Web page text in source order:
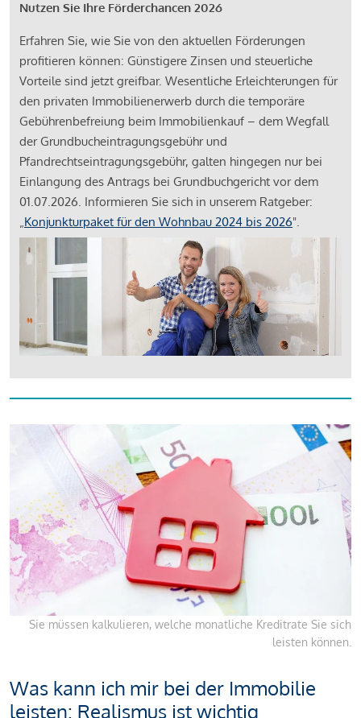
Nutzen Sie Ihre Förderchancen 2026
Erfahren Sie, wie Sie von den aktuellen Förderungen
profitieren können: Günstigere Zinsen und steuerliche
Vorteile sind jetzt greifbar. Wesentliche Erleichterungen für
den privaten Immobilienerwerb durch die temporäre
Gebührenbefreiung beim Immobilienkauf – dem Wegfall
der Grundbucheintragungsgebühr und
Pfandrechtseintragungsgebühr, galten hingegen nur bei
Einlangung des Antrags bei Grundbuchgericht vor dem
01.07.2026. Informieren Sie sich in unserem Ratgeber:
„Konjunkturpaket für den Wohnbau 2024 bis 2026".
Sie müssen kalkulieren, welche monatliche Kreditrate Sie sich
leisten können.
Was kann ich mir bei der Immobilie
leisten: Realismus ist wichtig